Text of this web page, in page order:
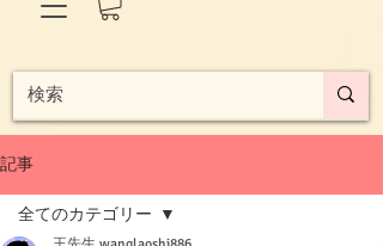
記事
全てのカテゴリー